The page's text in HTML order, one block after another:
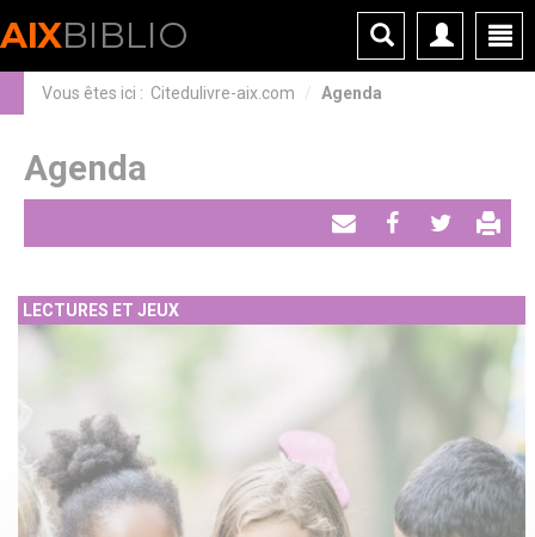
AIXBIBLIO
Vous êtes ici : Citedulivre-aix.com Agenda
Agenda
Envoyer PartagerTweeter
LECTURES ET JEUX